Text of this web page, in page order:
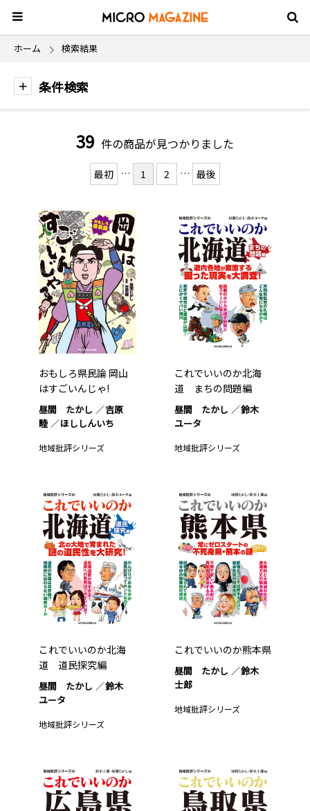
ホーム 検索結果
条件検索
39 件の商品が見つかりました
最初 … 1 2 … 最後
おもしろ県民論 岡山
はすごいんじゃ!
昼間 たかし
吉原
睦
ほししんいち
地域批評シリーズ
これでいいのか北海
道 まちの問題編
昼間 たかし
鈴木
ユータ
地域批評シリーズ
これでいいのか北海
道 道民探究編
昼間 たかし
鈴木
ユータ
地域批評シリーズ
これでいいのか熊本県
昼間 たかし
鈴木
士郎
地域批評シリーズ